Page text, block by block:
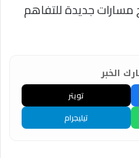
جديدة للتفاهم
الخبر
تويتر
تيليجرام